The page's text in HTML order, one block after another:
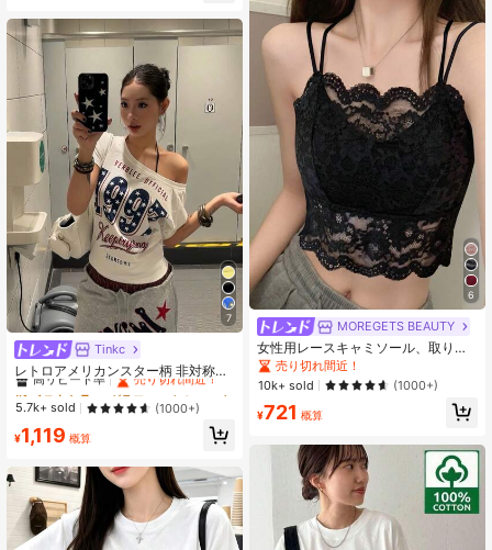
7
Tinkc
レトロアメリカンスター柄 非対称ネ
ック カジュアル セクシー 半袖 スタ
イリッシュ スリムフィット トップス
ホワイト 夏用
#1 ベストセラー
高リピート率
売り切れ間近！
#1 ベストセラー
グラフィック レディーストップス
高リピート率
売り切れ間近！
#1 ベストセラー
グラフィック レディーストップス
高リピート率
売り切れ間近！
#1 ベストセラー
高リピート率
売り切れ間近！
5.7k+ sold (1000+)
¥1,119 概算
6
MOREGETS BEAUTY
女性用レースキャミソール、取り外
し可能なパッド付き、かわいい&セク
シーな無地インナー、新学期、冬、
クリスマス、春節、カジュアルブラ
ックサマーに適しています、シック&
エレガント
売り切れ間近！
10k+ sold
(1000+)
¥721 概算